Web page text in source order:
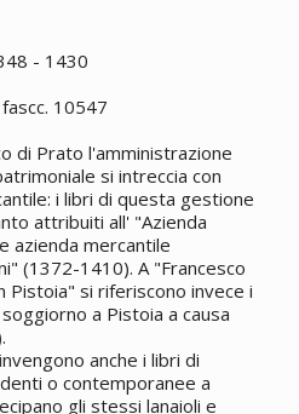
- 1430
10547
di Prato l'amministrazione
si intreccia con
i libri di questa gestione
attribuiti all' "Azienda
azienda mercantile
(1372-1410). A "Francesco
Pistoia" si riferiscono invece i
a Pistoia a causa
anche i libri di
o contemporanee a
gli stessi lanaioli e